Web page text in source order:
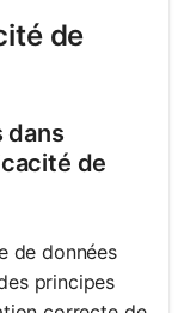
de
dans
de
de données
principes